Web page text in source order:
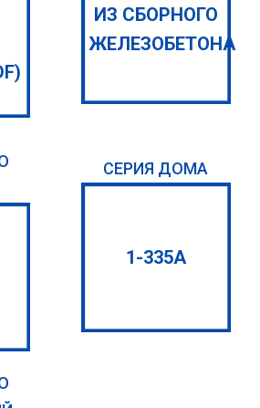
ИЗ СБОРНОГО
ЖЕЛЕЗОБЕТОНА
СЕРИЯ ДОМА
1-335А